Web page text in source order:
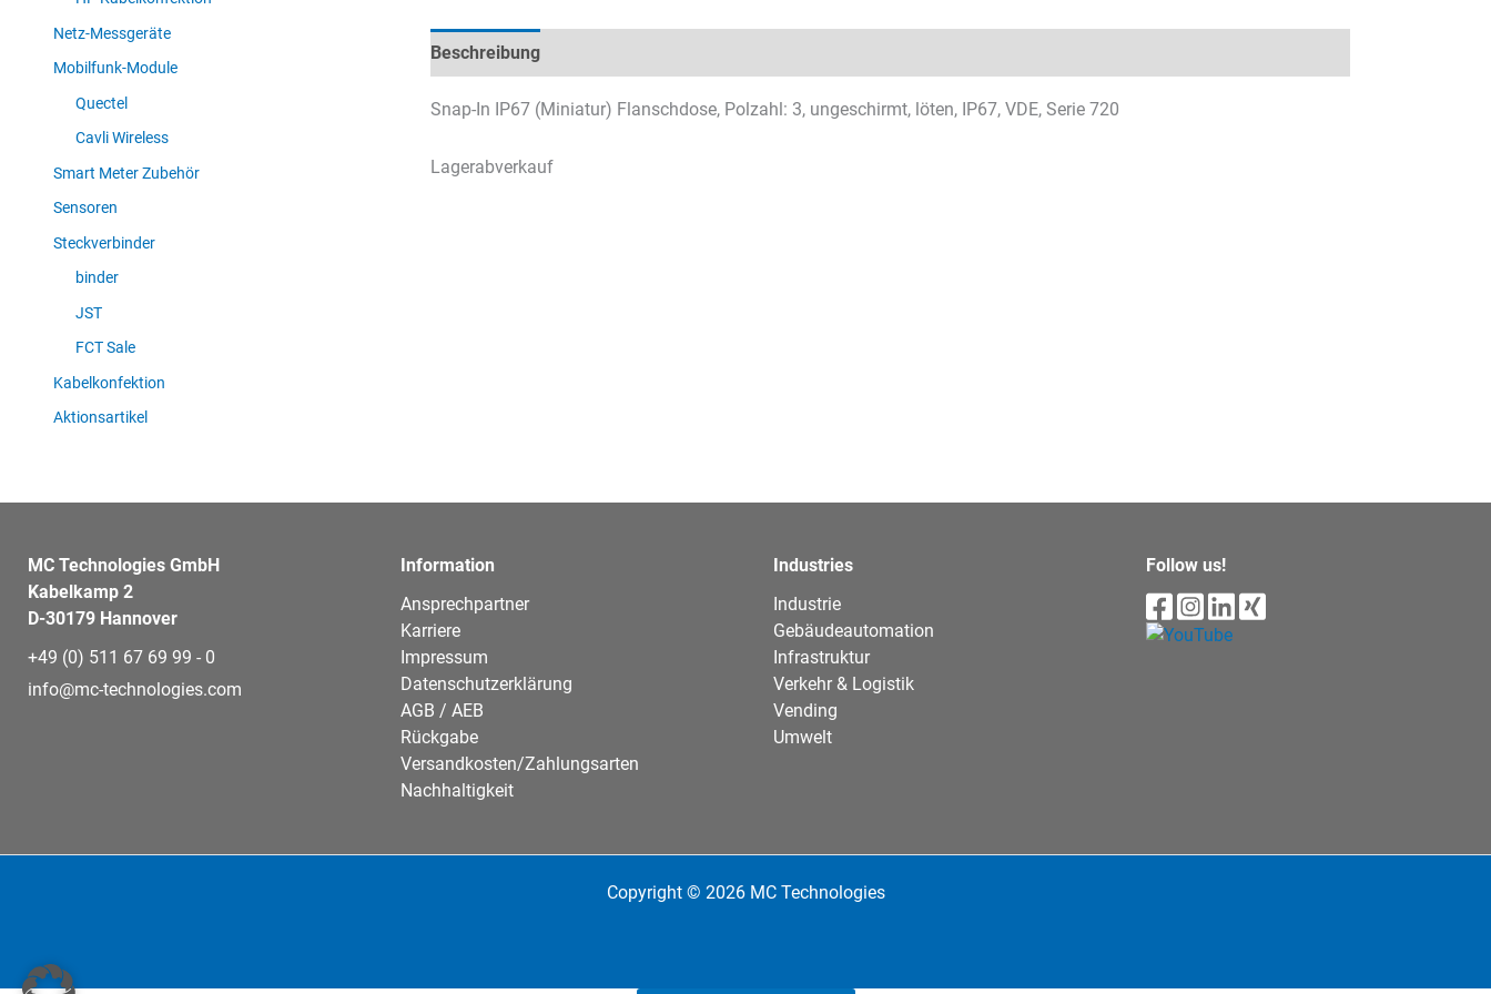
Netz-Messgeräte
Mobilfunk-Module
Quectel
Cavli Wireless
Smart Meter Zubehör
Sensoren
Steckverbinder
binder
JST
FCT Sale
Kabelkonfektion
Aktionsartikel
Beschreibung
Snap-In IP67 (Miniatur) Flanschdose, Polzahl: 3, ungeschirmt, löten, IP67, VDE, Serie 720
Lagerabverkauf
MC Technologies GmbH
Kabelkamp 2
D-30179 Hannover
+49 (0) 511 67 69 99 - 0
info@mc-technologies.com
Information
Ansprechpartner
Karriere
Impressum
Datenschutzerklärung
AGB / AEB
Rückgabe
Versandkosten/Zahlungsarten
Nachhaltigkeit
Industries
Industrie
Gebäudeautomation
Infrastruktur
Verkehr & Logistik
Vending
Umwelt
Follow us!
Copyright © 2026 MC Technologies